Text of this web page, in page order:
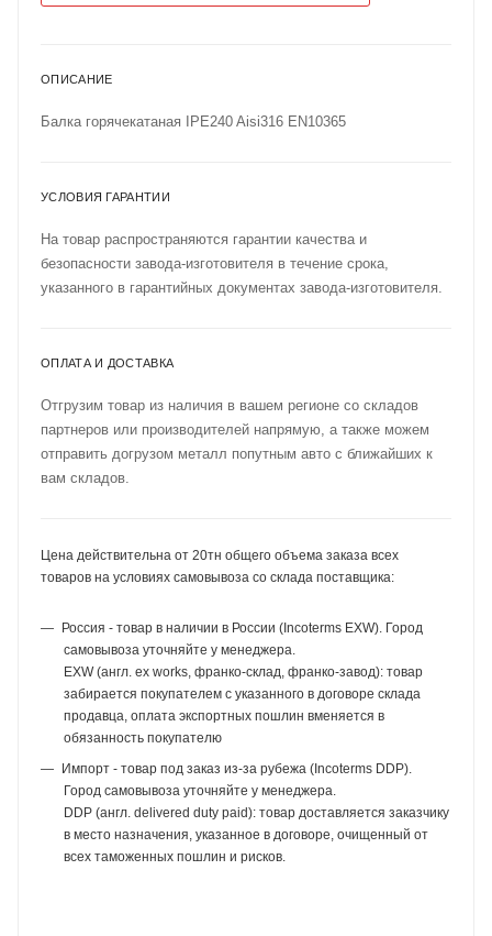
ОПИСАНИЕ
Балка горячекатаная IPE240 Aisi316 EN10365
УСЛОВИЯ ГАРАНТИИ
На товар распространяются гарантии качества и
безопасности завода-изготовителя в течение срока,
указанного в гарантийных документах завода-изготовителя.
ОПЛАТА И ДОСТАВКА
Отгрузим товар из наличия в вашем регионе со складов
партнеров или производителей напрямую, а также можем
отправить догрузом металл попутным авто с ближайших к
вам складов.
Цена действительна от 20тн общего объема заказа всех
товаров на условиях самовывоза со склада поставщика:
Россия - товар в наличии в России (Incoterms EXW). Город
самовывоза уточняйте у менеджера.
EXW (англ. ex works, франко-склад, франко-завод): товар
забирается покупателем с указанного в договоре склада
продавца, оплата экспортных пошлин вменяется в
обязанность покупателю
Импорт - товар под заказ из-за рубежа (Incoterms DDP).
Город самовывоза уточняйте у менеджера.
DDP (англ. delivered duty paid): товар доставляется заказчику
в место назначения, указанное в договоре, очищенный от
всех таможенных пошлин и рисков.